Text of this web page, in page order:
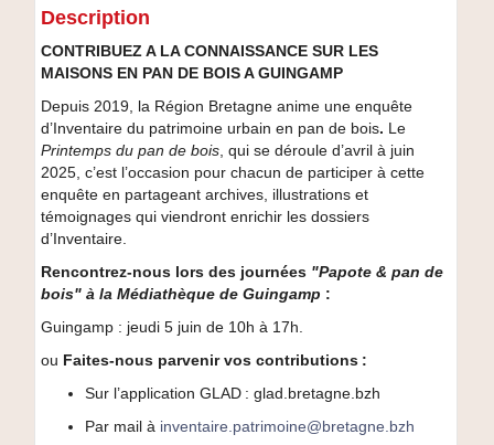
du
pan
de
Description
CONTRIBUEZ A LA CONNAISSANCE SUR LES
MAISONS EN PAN DE BOIS A GUINGAMP
Depuis 2019, la Région Bretagne anime une enquête
d’Inventaire du patrimoine urbain en pan de bois. Le
Printemps du pan de bois, qui se déroule d’avril à juin
2025, c’est l’occasion pour chacun de participer à cette
enquête en partageant archives, illustrations et
témoignages qui viendront enrichir les dossiers
d’Inventaire.
Rencontrez-nous lors des journées "Papote & pan de
bois" à la Médiathèque de Guingamp :
Guingamp : jeudi 5 juin de 10h à 17h.
ou Faites-nous parvenir vos contributions:
Sur l’application GLAD : glad.bretagne.bzh
Par mail à inventaire.patrimoine@bretagne.bzh